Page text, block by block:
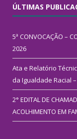
ÚLTIMAS
5ª CONVOCAÇÃO –
2026
Ata e Relatório
da Igualdade Racial
2° EDITAL DE
ACOLHIMENTO EM